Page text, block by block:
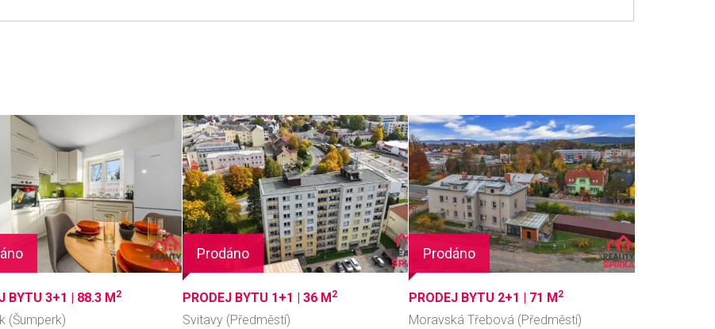
BYTU 3+1 | 88.3 M2
(Šumperk)
Prodáno
PRODEJ BYTU 1+1 | 36 M2
Svitavy (Předměstí)
Prodáno
PRODEJ BYTU 2+1 | 71 M2
Moravská Třebová (Předměstí)